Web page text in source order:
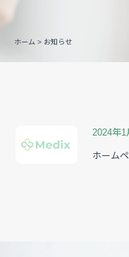
ホーム > お知らせ
2024年1
ホーム